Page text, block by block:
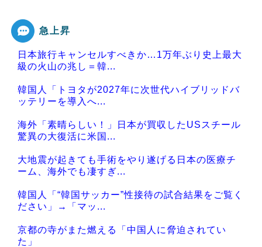
急上昇
日本旅行キャンセルすべきか…1万年ぶり史上最大
級の火山の兆し＝韓...
韓国人「トヨタが2027年に次世代ハイブリッドバ
ッテリーを導入へ...
海外「素晴らしい！」日本が買収したUSスチール
驚異の大復活に米国...
大地震が起きても手術をやり遂げる日本の医療チ
ーム、海外でも凄すぎ...
韓国人「“韓国サッカー”性接待の試合結果をご覧く
ださい」→「マッ...
京都の寺がまた燃える「中国人に脅迫されてい
た」